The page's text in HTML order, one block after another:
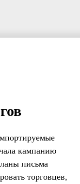
кампанию
письма
торговцев,